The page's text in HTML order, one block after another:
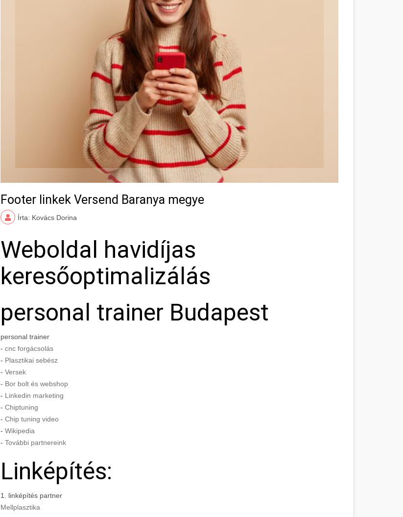
Footer linkek Versend Baranya megye
Írta: Kovács Dorina
Weboldal havidíjas
keresőoptimalizálás
personal trainer Budapest
personal trainer
- cnc forgácsolás
- Plasztikai sebész
- Versek
- Bor bolt és webshop
- Linkedin marketing
- Chiptuning
- Chip tuning video
- Wikipedia
- További partnereink
Linképítés:
1. linképítés partner
Mellplasztika